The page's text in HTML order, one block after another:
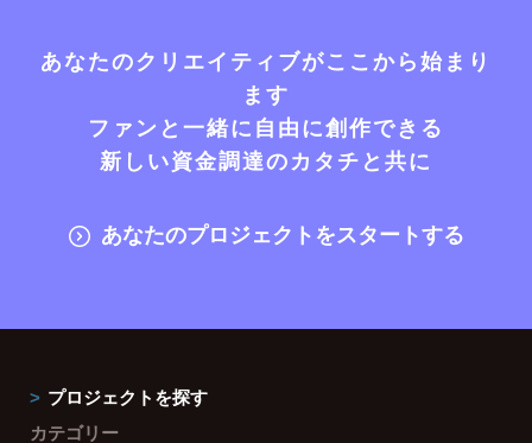
あなたのクリエイティブがここから始まり
ます
ファンと一緒に自由に創作できる
新しい資金調達のカタチと共に
あなたのプロジェクトをスタートする
プロジェクトを探す
カテゴリー